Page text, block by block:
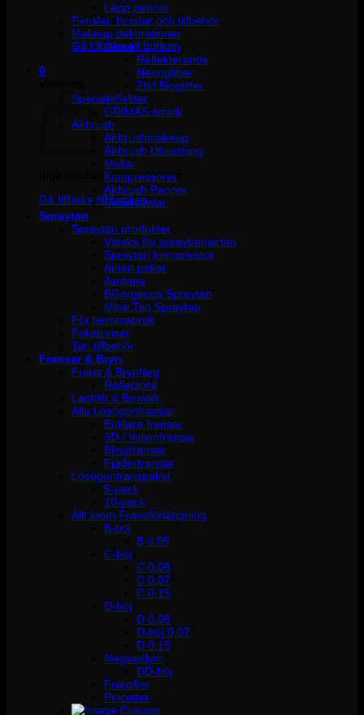
Inga produkter i varukorgen.
Gå tillbaka till butiken
0
Inga produkter i varukorgen.
Gå tillbaka till butiken
Läpp pennor
Penslar, borstar och tillbehör
Makeup dekorationer
Glitter
Reflekterande
Neonglitter
Ztirl Bioglitter
Specialeffekter
GRIMAS smink
Airbrush
Airbrushmakeup
Airbrush Utrustning
Mallar
Kompressorer
Airbrush Pennor
Reservdelar
Spraytan
Spraytan produkter
Vätska för spraytan/airtan
Spraytan kompressor
Airtan paket
Jantana
BGorgeous Spraytan
Mine Tan Spraytan
För hemmabruk
Paketpriser
Tan tillbehör
Fransar & Bryn
Frans & Brynfärg
Reflectocil
Lashlift & Browlift
Alla Lösögonfransar
Enklare fransar
3D / Volymfransar
Blingfransar
Fjäderfransar
Lösögonfranspaket
5-pack
10-pack
Allt inom Fransförlängning
B-böj
B 0.05
C-böj
C 0,05
C 0,07
C 0,15
D-böj
D 0,05
D-böj 0,07
D 0,15
Megavolym
DD-böj
Franslim
Pincetter